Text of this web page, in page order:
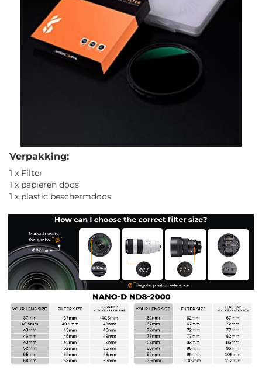
Verpakking:
1 x Filter
1 x papieren doos
1 x plastic beschermdoos